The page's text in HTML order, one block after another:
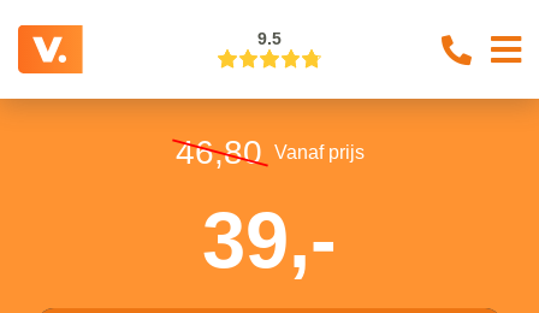
9.5
46,80 Vanaf prijs
39,-